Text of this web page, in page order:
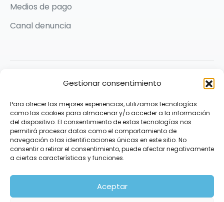
Gestionar consentimiento
Para ofrecer las mejores experiencias, utilizamos tecnologías
como las cookies para almacenar y/o acceder a la información
del dispositivo. El consentimiento de estas tecnologías nos
permitirá procesar datos como el comportamiento de
navegación o las identificaciones únicas en este sitio. No
consentir o retirar el consentimiento, puede afectar negativamente
a ciertas características y funciones.
Aceptar
Medios de pago
Canal denuncia
Praxis Comunicación
Síguenos